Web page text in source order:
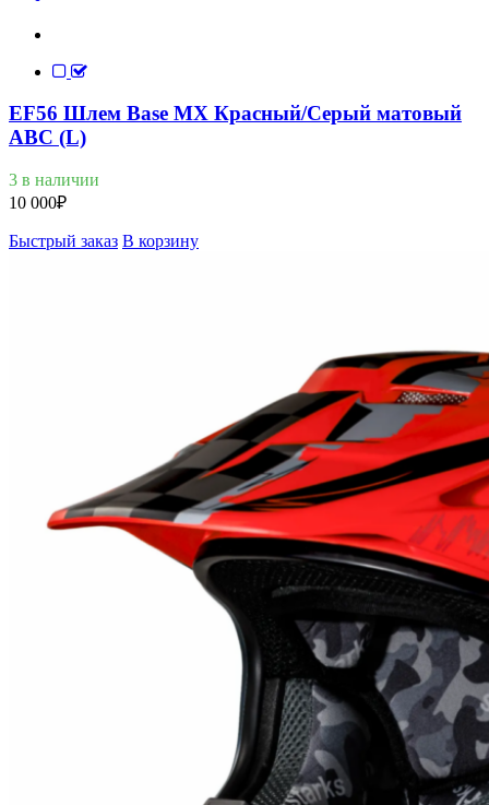
EF56 Шлем Base MX Красный/Серый матовый
ABC (L)
3 в наличии
10 000₽
Быстрый заказ В корзину